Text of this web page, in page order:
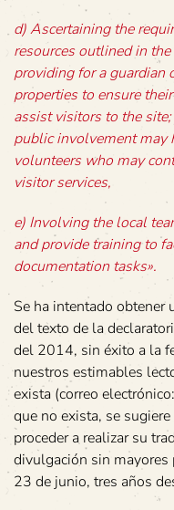
d) Ascertaining the
resources outlined in
providing for a guardian
properties to ensure
assist visitors to the
public involvement may
volunteers who may
visitor services,
e) Involving the local
and provide training to
documentation tasks».
Se ha intentado obtener
del texto de la
del 2014, sin éxito a la
nuestros estimables
exista (correo
que no exista, se
proceder a realizar su
divulgación sin
23 de junio, tres años